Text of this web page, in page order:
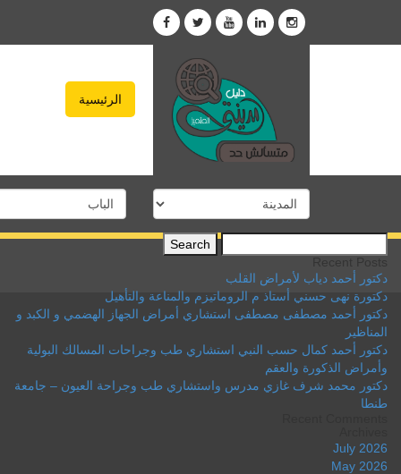
الرئيسية
Search
for:
Recent Posts
دكتور أحمد دياب لأمراض القلب
دكتورة نهى حسني أستاذ م الروماتيزم والمناعة والتأهيل
دكتور أحمد مصطفى مصطفى استشاري أمراض الجهاز الهضمي و الكبد و
المناظير
دكتور أحمد كمال حسب النبي استشاري طب وجراحات المسالك البولية
وأمراض الذكورة والعقم
دكتور محمد شرف غازي مدرس واستشاري طب وجراحة العيون – جامعة
طنطا
July 2026
May 2026